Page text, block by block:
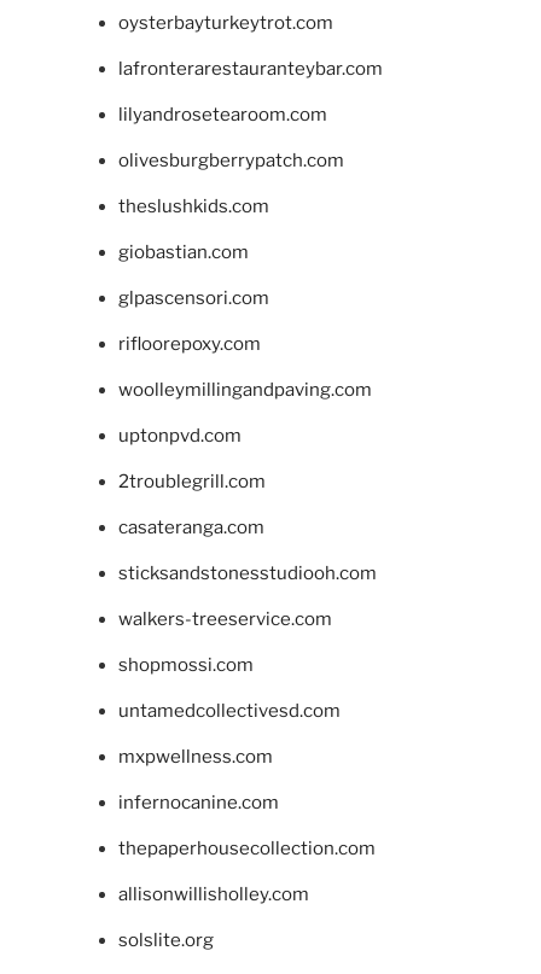
oysterbayturkeytrot.com
lafronterarestauranteybar.com
lilyandrosetearoom.com
olivesburgberrypatch.com
theslushkids.com
giobastian.com
glpascensori.com
rifloorepoxy.com
woolleymillingandpaving.com
uptonpvd.com
2troublegrill.com
casateranga.com
sticksandstonesstudiooh.com
walkers-treeservice.com
shopmossi.com
untamedcollectivesd.com
mxpwellness.com
infernocanine.com
thepaperhousecollection.com
allisonwillisholley.com
solslite.org